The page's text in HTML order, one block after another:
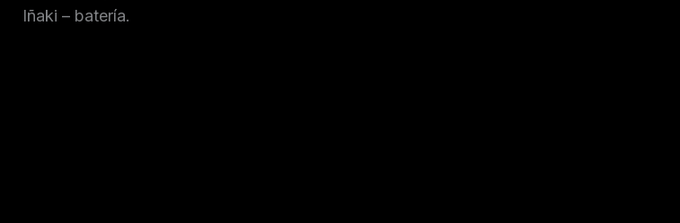
Iñaki – batería.